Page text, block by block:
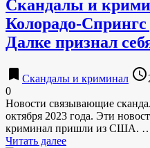
Скандалы и
Колорадо-
Далке признал
bookmark Скандалы и криминал access_time
0
Новости связывающие
октября 2023 года. Эти
криминал пришли из США.
Читать далее